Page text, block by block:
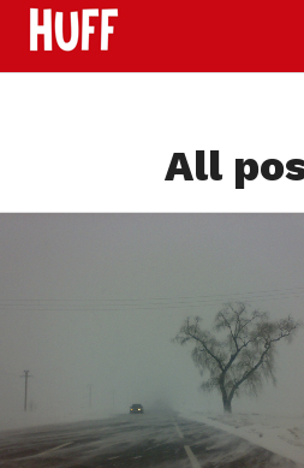
All